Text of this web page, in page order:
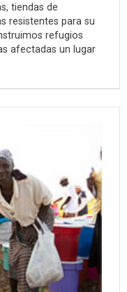
tiendas de
resistentes para su
refugios
afectadas un lugar